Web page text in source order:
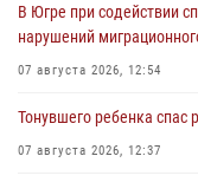
В Югре при содействии
нарушений
07 августа 2026, 12:54
Тонувшего ребенка спас
07 августа 2026, 12:37